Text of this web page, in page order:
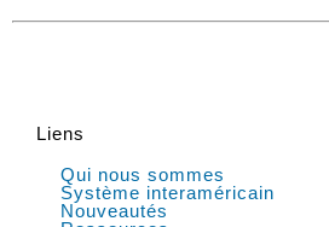
Liens
Qui nous sommes
Système interaméricain
Nouveautés